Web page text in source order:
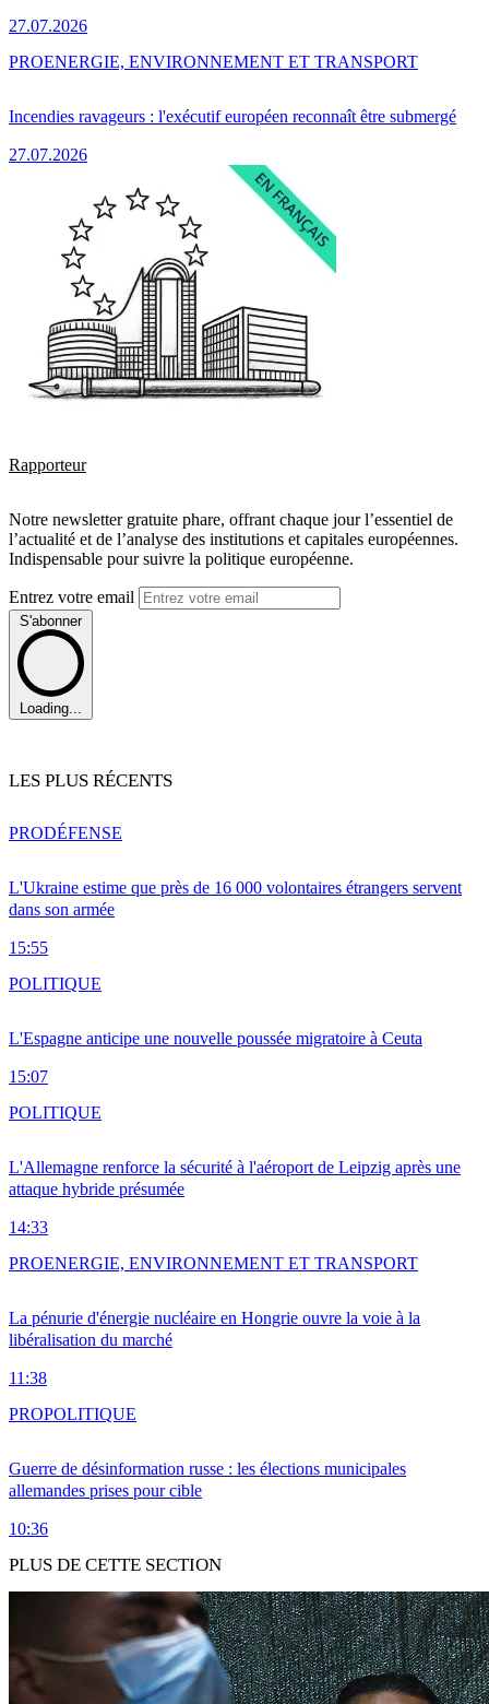
27.07.2026
Incendies ravageurs : l'exécutif européen reconnaît être submergé
27.07.2026
PROENERGIE, ENVIRONNEMENT ET TRANSPORT
Rapporteur
Notre newsletter gratuite phare, offrant chaque jour l’essentiel de
l’actualité et de l’analyse des institutions et capitales européennes.
Indispensable pour suivre la politique européenne.
Entrez votre email
S'abonner
Loading...
LES PLUS RÉCENTS
L'Ukraine estime que près de 16 000 volontaires étrangers servent
dans son armée
15:55
PRODÉFENSE
L'Espagne anticipe une nouvelle poussée migratoire à Ceuta
15:07
POLITIQUE
L'Allemagne renforce la sécurité à l'aéroport de Leipzig après une
attaque hybride présumée
14:33
POLITIQUE
La pénurie d'énergie nucléaire en Hongrie ouvre la voie à la
libéralisation du marché
11:38
PROENERGIE, ENVIRONNEMENT ET TRANSPORT
Guerre de désinformation russe : les élections municipales
allemandes prises pour cible
10:36
PROPOLITIQUE
PLUS DE CETTE SECTION